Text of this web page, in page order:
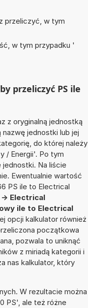
przeliczyć, w tym
w tym przypadku '
przeliczyć PS ile
z oryginalną jednostką
nazwę jednostki lub jej
do której należy
/ Energii'. Po tym
Na liście
Ewentualnie wartość
PS ile to Electrical
> Electrical
ile to Electrical
opcji kalkulator również
początkowa
pozwala to uniknąć
z miriadą kategorii i
nas kalkulator, który
W rezultacie można
PS', ale też różne